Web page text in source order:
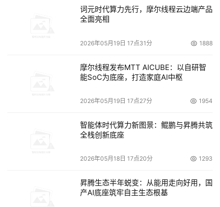
词元时代算力先行，摩尔线程云边端产品
全面亮相
2026年05月19日 17点31分 1888
摩尔线程发布MTT AICUBE：以自研智
能SoC为底座，打造家庭AI中枢
2026年05月19日 17点27分 1954
智能体时代算力新图景：鲲鹏与昇腾共筑
全栈创新底座
2026年05月18日 17点20分 1293
昇腾生态半年蜕变：从能用走向好用，国
产AI底座筑牢自主生态根基